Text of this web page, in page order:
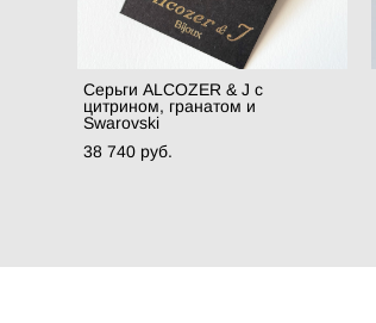
Серьги ALCOZER & J с
цитрином, гранатом и
Swarovski
38 740 pуб.